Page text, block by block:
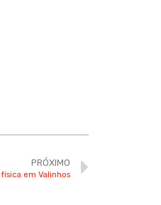
PRÓXIMO
em Valinhos